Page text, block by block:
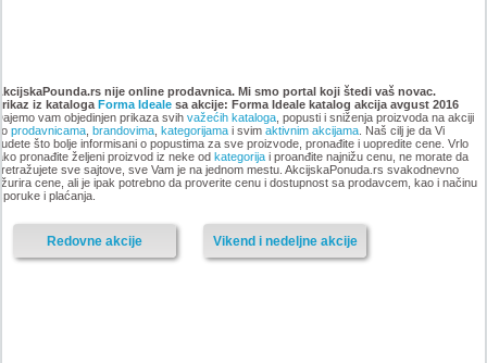
namestaja, akcija 6. novembar
do 9. decembar 2018
-istekla akcija-
oktobar 2018
-istekla akcija-
nije online prodavnica. Mi smo portal koji štedi vaš novac.
iz kataloga Forma Idealesa akcije: Forma Ideale katalog akcija avgust 2016
vam objedinjen prikaza svih važećih kataloga, popusti i sniženja proizvoda na akciji
prodavnicama, brandovima, kategorijamai svim aktivnim akcijama. Naš cilj je da Vi
što bolje informisani o popustima za sve proizvode, pronađite i uopredite cene. Vrlo
pronađite željeni proizvod iz neke od kategorijai proanđite najnižu cenu, ne morate da
sve sajtove, sve Vam je na jednom mestu. AkcijskaPonuda.rs svakodnevno
cene, ali je ipak potrebno da proverite cenu i dostupnost sa prodavcem, kao i načinu
i plaćanja.
Vikend i nedeljne akcije
Redovne akcije